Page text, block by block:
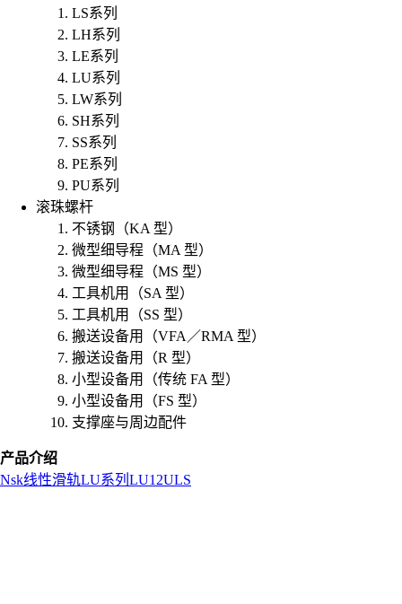
LS系列
LH系列
LE系列
LU系列
LW系列
SH系列
SS系列
PE系列
PU系列
滚珠螺杆
不锈钢（KA 型）
微型细导程（MA 型）
微型细导程（MS 型）
工具机用（SA 型）
工具机用（SS 型）
搬送设备用（VFA／RMA 型）
搬送设备用（R 型）
小型设备用（传统 FA 型）
小型设备用（FS 型）
支撑座与周边配件
产品介绍
Nsk线性滑轨LU系列 LU12ULS